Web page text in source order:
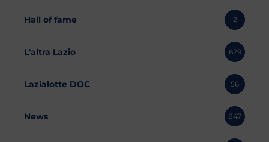
Hall of fame 2
L'altra Lazio 629
Lazialotte DOC 56
News 847